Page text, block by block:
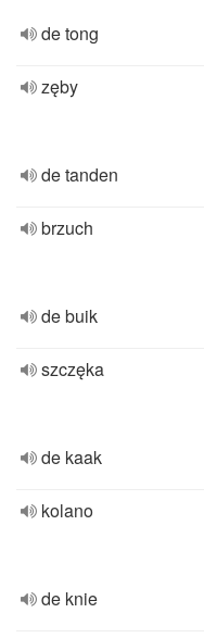
de tong
zęby
de tanden
brzuch
de buik
szczęka
de kaak
kolano
de knie